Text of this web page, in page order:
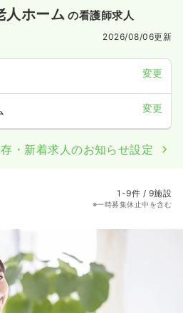
人ホーム の看護師求人
2026/08/06更新
変更
変更
・新着求人のお知らせ設定
1-9件 / 9施設
※一時募集休止中を含む